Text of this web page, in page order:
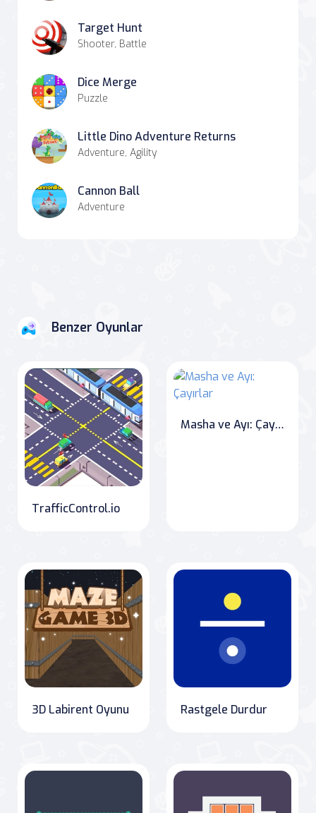
Target Hunt
Shooter, Battle
Dice Merge
Puzzle
Little Dino Adventure Returns
Adventure, Agility
Cannon Ball
Adventure
Benzer Oyunlar
TrafficControl.io
Masha ve Ayı: Çayırlar
3D Labirent Oyunu Rastgele Durdur